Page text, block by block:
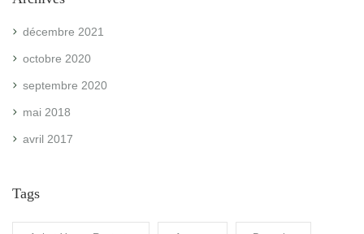
décembre 2021
octobre 2020
septembre 2020
mai 2018
avril 2017
Tags